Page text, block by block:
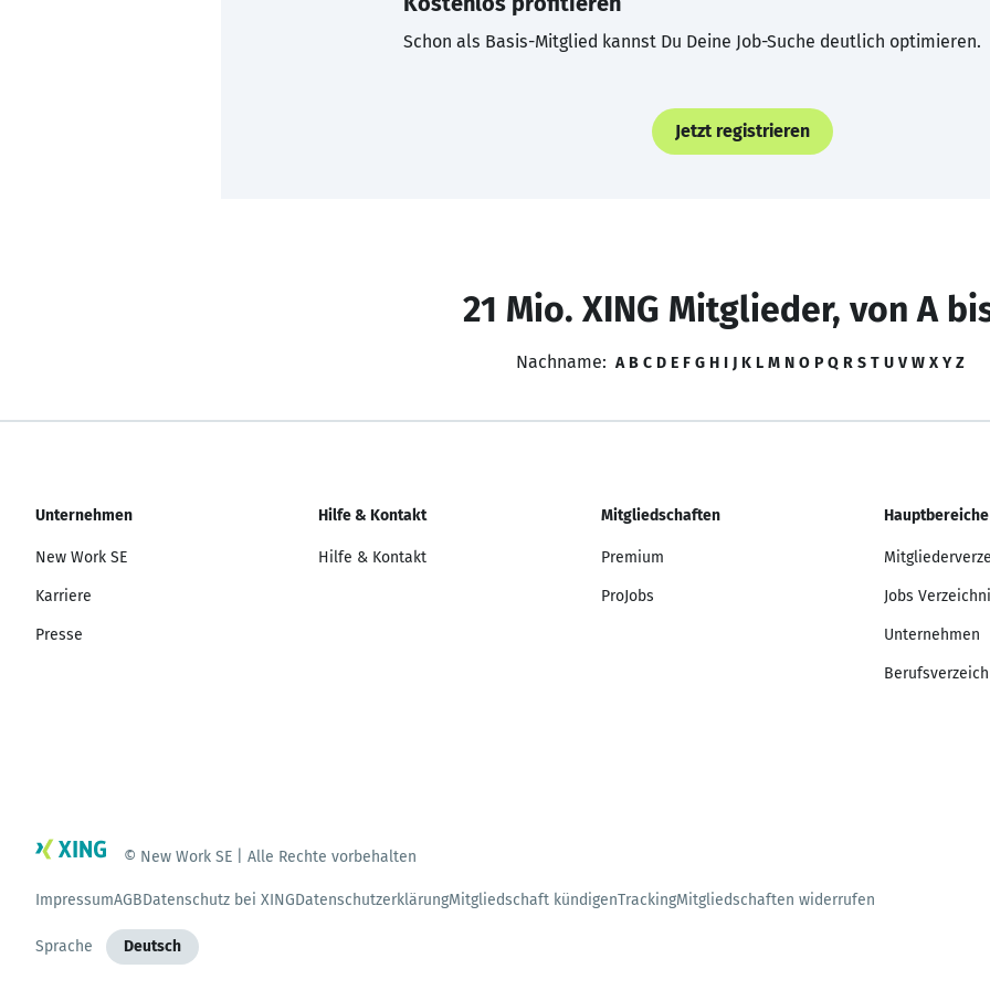
Schon als Basis-Mitglied kannst Du Deine Job-Suche deutlich optimieren.
Jetzt registrieren
21 Mio. XING Mitglieder, von A
Nachname: A B C D E F G H I J K L M N O P Q R S T U V W X Y Z
Unternehmen
New Work SE
Karriere
Presse
Hilfe & Kontakt
Hilfe & Kontakt
Mitgliedschaften
Premium
ProJobs
Hauptbereiche
Jobs
Unternehmen
© New Work SE | Alle Rechte vorbehalten
ImpressumAGBDatenschutz bei XINGDatenschutzerklärungMitgliedschaft kündigenTrackingMitgliedschaften widerrufen
Sprache Deutsch